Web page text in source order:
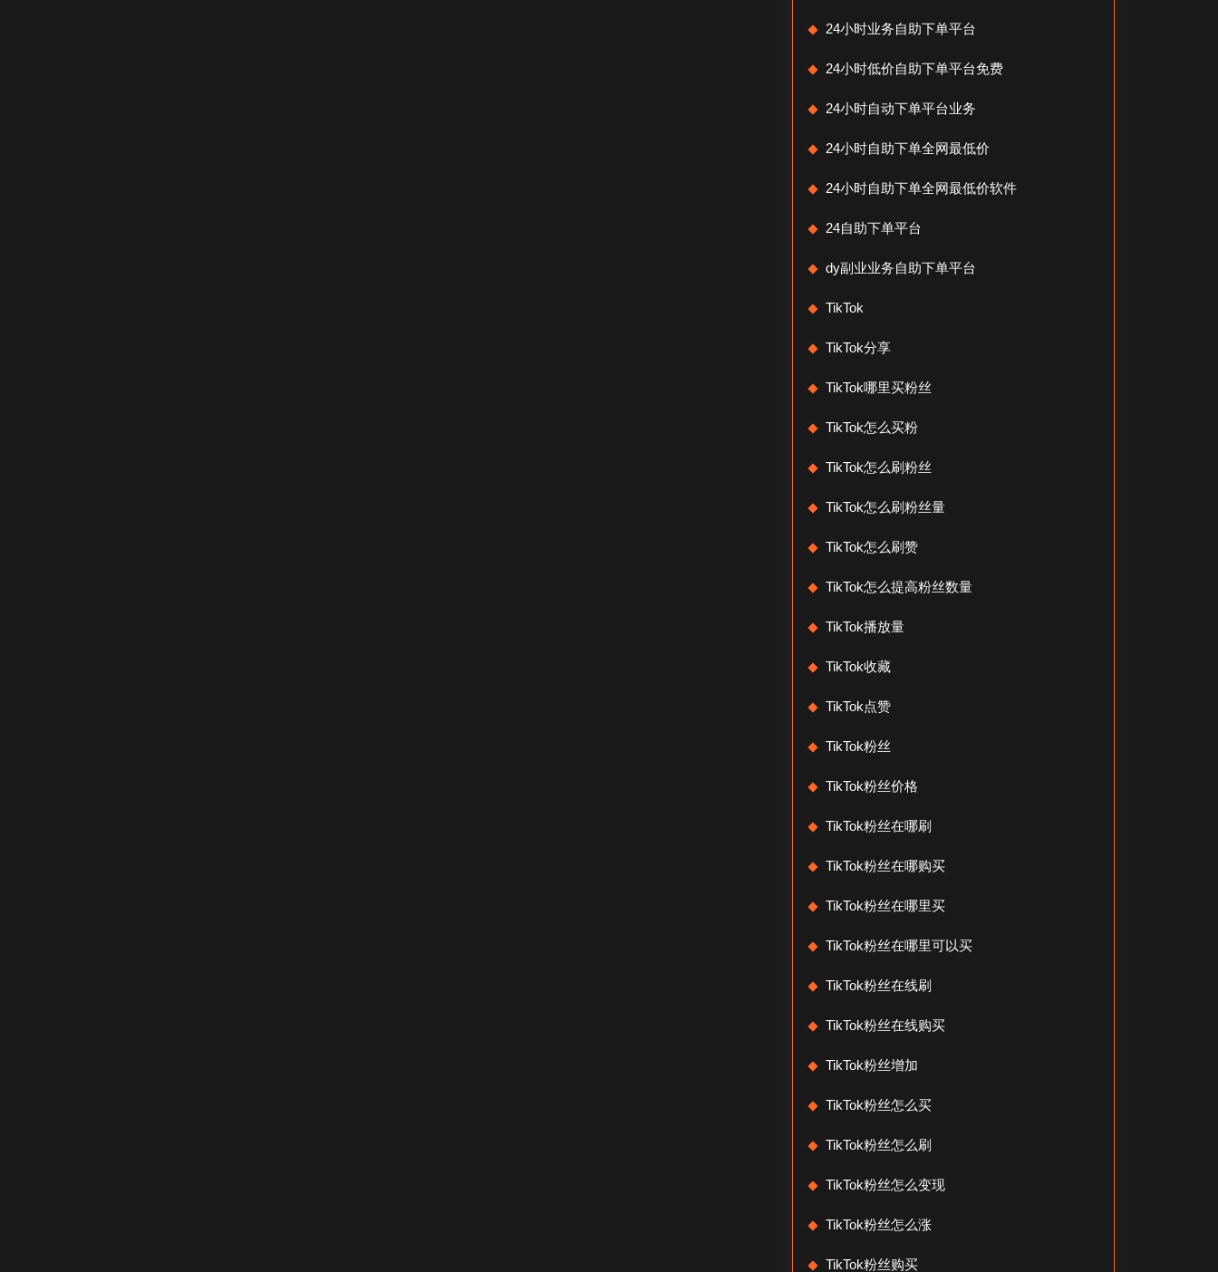
24小时业务自助下单平台
24小时低价自助下单平台免费
24小时自动下单平台业务
24小时自助下单全网最低价
24小时自助下单全网最低价软件
24自助下单平台
dy副业业务自助下单平台
TikTok
TikTok分享
TikTok哪里买粉丝
TikTok怎么买粉
TikTok怎么刷粉丝
TikTok怎么刷粉丝量
TikTok怎么刷赞
TikTok怎么提高粉丝数量
TikTok播放量
TikTok收藏
TikTok点赞
TikTok粉丝
TikTok粉丝价格
TikTok粉丝在哪刷
TikTok粉丝在哪购买
TikTok粉丝在哪里买
TikTok粉丝在哪里可以买
TikTok粉丝在线刷
TikTok粉丝在线购买
TikTok粉丝增加
TikTok粉丝怎么买
TikTok粉丝怎么刷
TikTok粉丝怎么变现
TikTok粉丝怎么涨
TikTok粉丝购买